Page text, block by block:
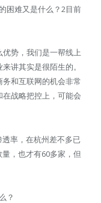
困难又是什么？2目前
势，我们是一帮线上
讲其实是很陌生的。
和互联网的机会非常
战略把控上，可能会
率，在杭州差不多已
，也才有60多家，但
？